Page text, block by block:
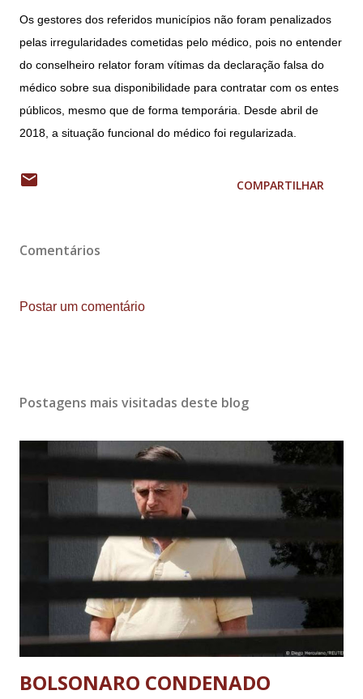
Os gestores dos referidos municípios não foram penalizados
pelas irregularidades cometidas pelo médico, pois no entender
do conselheiro relator foram vítimas da declaração falsa do
médico sobre sua disponibilidade para contratar com os entes
públicos, mesmo que de forma temporária. Desde abril de
2018, a situação funcional do médico foi regularizada.
COMPARTILHAR
Comentários
Postar um comentário
Postagens mais visitadas deste blog
BOLSONARO CONDENADO